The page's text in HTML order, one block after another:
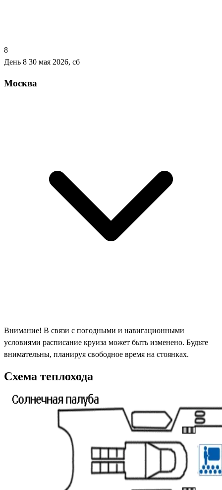
8
День 8 30 мая 2026, сб
Москва
Внимание! В связи с погодными и навигационными
условиями расписание круиза может быть изменено. Будьте
внимательны, планируя свободное время на стоянках.
Схема теплохода